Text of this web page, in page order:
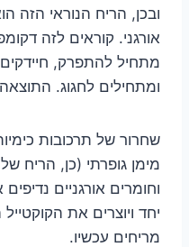
ובכן, הריח הנוראי הזה
אורגני. קוראים לזה
מתחיל להתפרק,
ומתחילים לחגוג.
שחרור של תרכובות
מימן גופרתי (כן, הריח
וחומרים אורגניים
יחד ויוצרים את
מריחים עכשיו.